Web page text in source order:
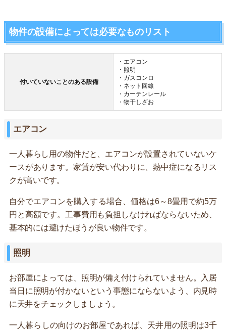
物件の設備によっては必要なものリスト
付いていないことのある設備
・エアコン
・照明
・ガスコンロ
・ネット回線
・カーテンレール
・物干しざお
エアコン
一人暮らし用の物件だと、エアコンが設置されていないケ
ースがあります。家賃が安い代わりに、熱中症になるリス
クが高いです。
自分でエアコンを購入する場合、価格は6～8畳用で約5万
円と高額です。工事費用も負担しなければならないため、
基本的には避けたほうが良い物件です。
照明
お部屋によっては、照明が備え付けられていません。入居
当日に照明が付かないという事態にならないよう、内見時
に天井をチェックしましょう。
一人暮らしの向けのお部屋であれば、天井用の照明は3千